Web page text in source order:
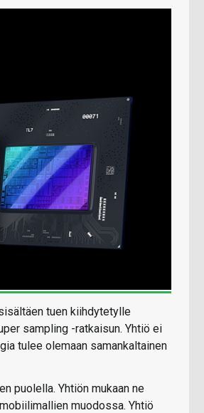
tuen kiihdytetylle
sampling -ratkaisun. Yhtiö ei
tulee olemaan samankaltainen
puolella. Yhtiön mukaan ne
muodossa. Yhtiö